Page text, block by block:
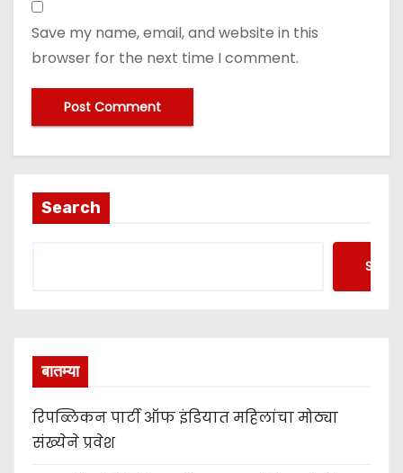
Save my name, email, and website in this
browser for the next time I comment.
Search
बातम्या
रिपब्लिकन पार्टी ऑफ इंडियात महिलांचा मोठ्या
संख्येने प्रवेश